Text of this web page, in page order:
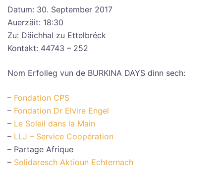
Datum: 30. September 2017
Auerzäit: 18:30
Zu: Däichhal zu Ettelbréck
Kontakt: 44743 – 252
Nom Erfolleg vun de BURKINA DAYS dinn sech:
– Fondation CPS
– Fondation Dr Elvire Engel
– Le Soleil dans la Main
– LLJ – Service Coopération
– Partage Afrique
– Solidaresch Aktioun Echternach